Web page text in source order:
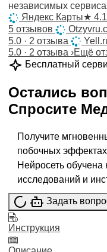
независимых
Яндекс Карты★
5 отзывов
5.0 · 2 отзыва
5.0 · 2 отзыва ›Ещё
Бесплатный
Остались
Спросите
Получите
побочных
Нейросеть обучена
исследований и
Задать
Инструкция